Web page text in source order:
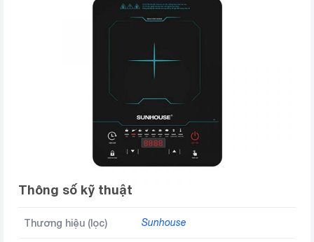
Thông số kỹ thuật
Thương hiệu (lọc) Sunhouse